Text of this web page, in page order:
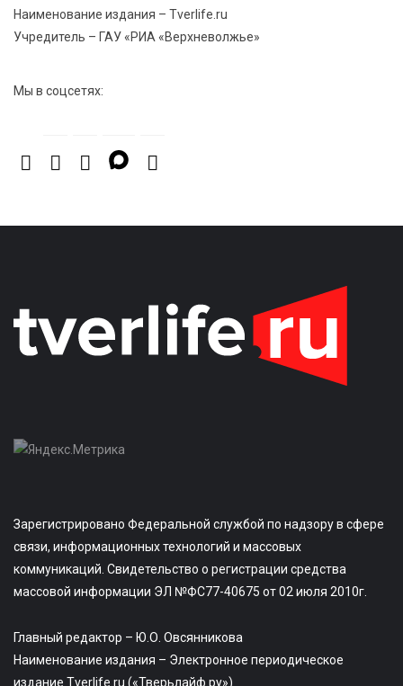
Наименование издания – Tverlife.ru
Учредитель – ГАУ «РИА «Верхневолжье»
Мы в соцсетях:
Зарегистрировано Федеральной службой по надзору в сфере
связи, информационных технологий и массовых
коммуникаций. Свидетельство о регистрации средства
массовой информации ЭЛ №ФС77-40675 от 02 июля 2010г.
Главный редактор – Ю.О. Овсянникова
Наименование издания – Электронное периодическое
издание Tverlife.ru («Тверьлайф.ру»)